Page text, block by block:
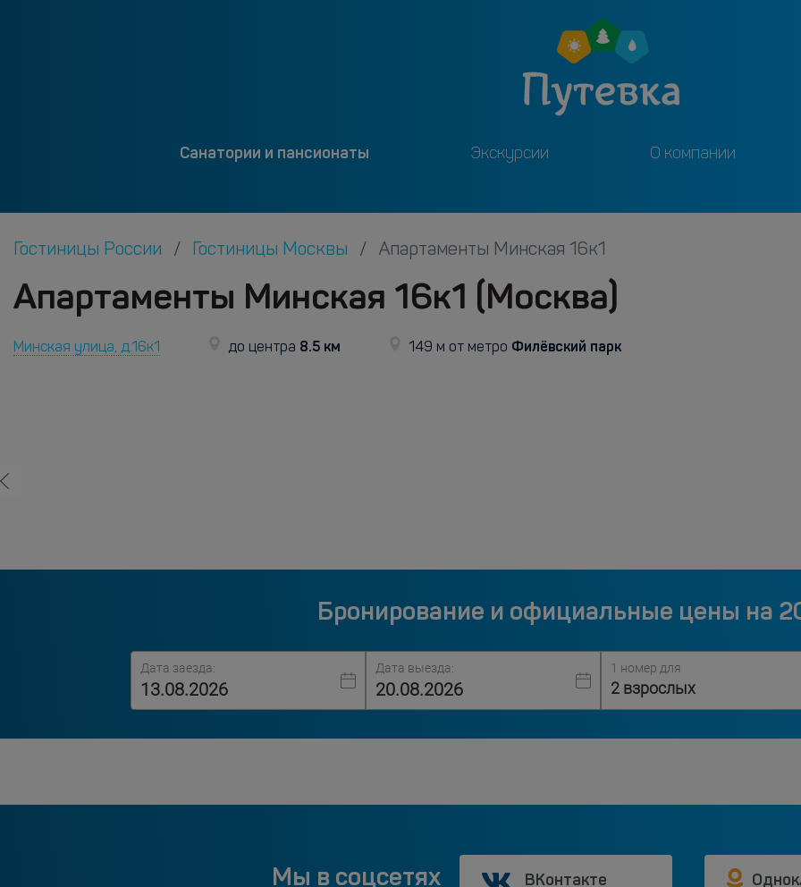
Санатории и пансионаты Экскурсии О компании
Гостиницы России Гостиницы Москвы Апартаменты Минская 16к1
Апартаменты Минская 16к1 (Москва)
Минская улица, д.16к1 до центра 8.5 км 149 м от метро Филёвский парк
Бронирование и официальные цены на
Дата заезда: Дата выезда: 1 номер для
2 взрослых
Мы в соцсетях ВКонтакте